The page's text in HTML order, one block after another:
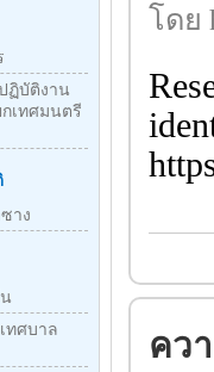
ฏิบัติงาน
เทศมนตรี
าง
ทศบาล
โดย
คว